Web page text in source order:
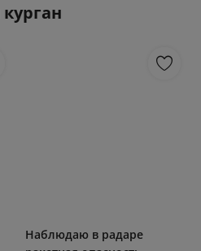
Наблюдаю в радаре